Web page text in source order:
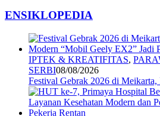
ENSIKLOPEDIA
IPTEK & KREATIFITAS,
SERBI08/08/2026
Festival Gebrak 2026 di